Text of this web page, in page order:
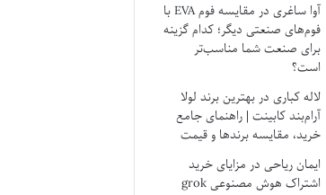
آوا ساغریدر
مقایسه فوم EVA با
فوم‌های صنعتی دیگر؛ کدام گزینه
برای صنعت شما مناسب‌تر
است؟
لاله کباریدربهترین برند لولا
آرام‌بند کابینت | راهنمای جامع
خرید، مقایسه برندها و قیمت
ایمان ریاحیدر مزایای خرید
اشتراک هوش مصنوعی grok